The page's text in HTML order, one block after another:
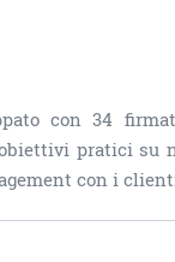
con 34
pratici su
con i